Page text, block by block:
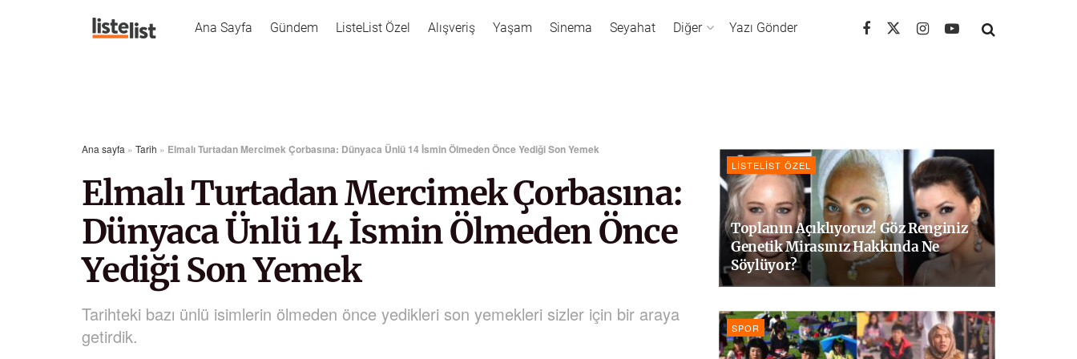
Ana Sayfa Gündem ListeList Özel Alışveriş Yaşam Sinema Seyahat Diğer Yazı Gönder
Ana sayfa » Tarih » Elmalı Turtadan Mercimek Çorbasına: Dünyaca Ünlü 14 İsmin Ölmeden Önce Yediği Son Yemek
Elmalı Turtadan Mercimek Çorbasına:
Dünyaca Ünlü 14 İsmin Ölmeden Önce
Yediği Son Yemek
Tarihteki bazı ünlü isimlerin ölmeden önce yedikleri son yemekleri sizler için bir araya
getirdik.
LISTELIST ÖZEL
Toplanın Açıklıyoruz! Göz Renginiz
Genetik Mirasınız Hakkında Ne
Söylüyor?
SPOR